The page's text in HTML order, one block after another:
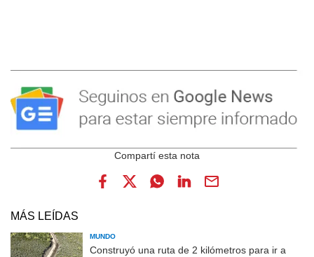
MÁS LEÍDAS
MUNDO
Construyó una ruta de 2 kilómetros para ir a